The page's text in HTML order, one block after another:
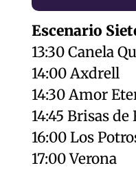
Escenario
13:30 Canela
14:00 Axdrell
14:30 Amor
14:45 Brisas de
16:00 Los
17:00 Verona